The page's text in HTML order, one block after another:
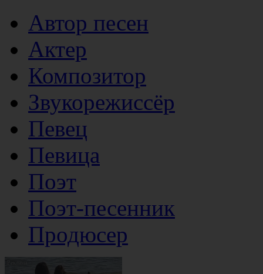
Автор песен
Актер
Композитор
Звукорежиссёр
Певец
Певица
Поэт
Поэт-песенник
Продюсер